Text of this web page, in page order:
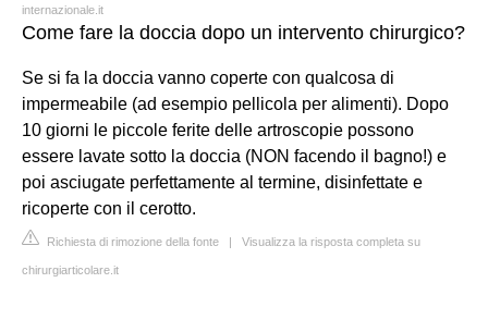
internazionale.it
Come fare la doccia dopo un intervento chirurgico?
Se si fa la doccia vanno coperte con qualcosa di
impermeabile (ad esempio pellicola per alimenti). Dopo
10 giorni le piccole ferite delle artroscopie possono
essere lavate sotto la doccia (NON facendo il bagno!) e
poi asciugate perfettamente al termine, disinfettate e
ricoperte con il cerotto.
Richiesta di rimozione della fonte | Visualizza la risposta completa su
chirurgiarticolare.it